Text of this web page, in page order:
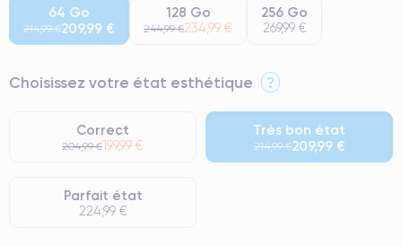
64 Go
214,99 €209,99 €
128 Go
244,99 €234,99 €
256 Go
269,99 €
Choisissez votre état esthétique ?
Correct
204,99 €199,99 €
Très bon état
214,99 €209,99 €
Parfait état
224,99 €